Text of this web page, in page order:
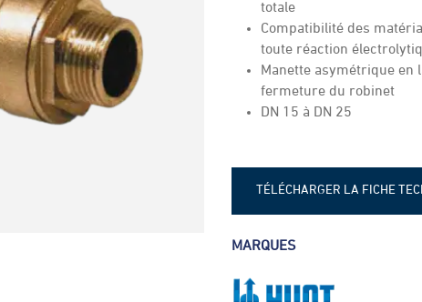
totale
Compatibilité des
toute réaction
Manette asymétrique
fermeture du robinet
DN 15 à DN 25
TÉLÉCHARGER LA FICHE
MARQUES